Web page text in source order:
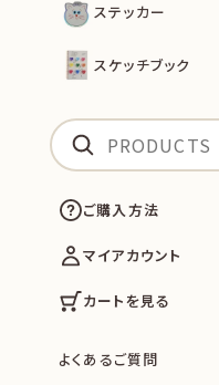
ステッカー
スケッチブック
ご購入方法
マイアカウント
カートを見る
よくあるご質問